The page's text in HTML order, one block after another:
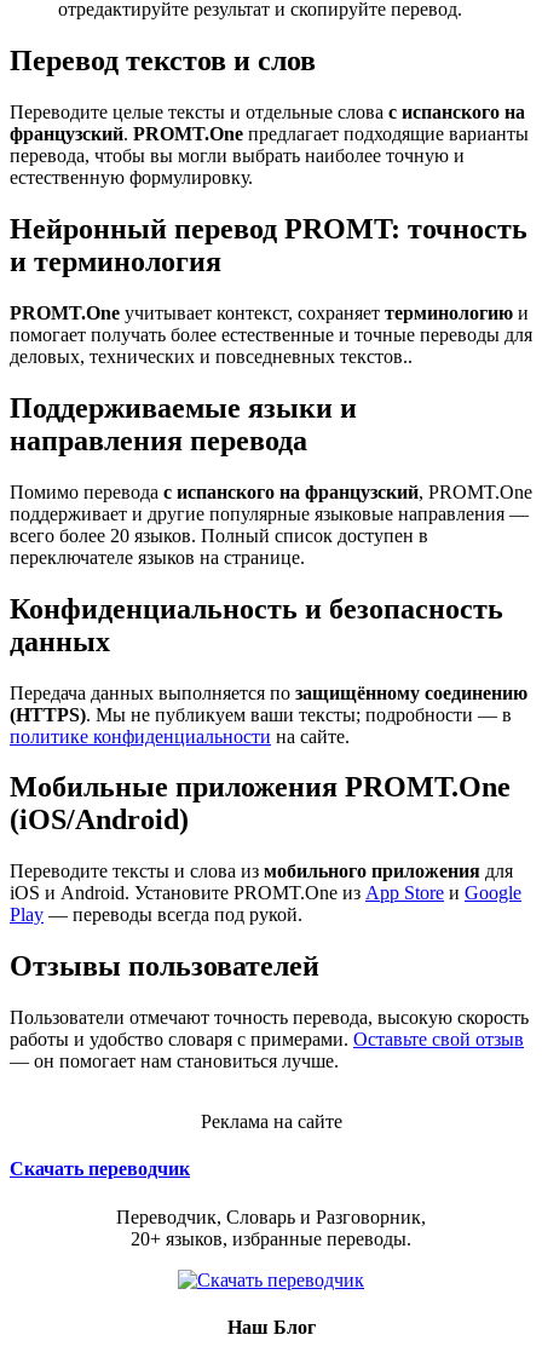
отредактируйте результат и скопируйте перевод.
Перевод текстов и слов
Переводите целые тексты и отдельные слова с испанского на
французский. PROMT.One предлагает подходящие варианты
перевода, чтобы вы могли выбрать наиболее точную и
естественную формулировку.
Нейронный перевод PROMT: точность
и терминология
PROMT.One учитывает контекст, сохраняет терминологию и
помогает получать более естественные и точные переводы для
деловых, технических и повседневных текстов..
Поддерживаемые языки и
направления перевода
Помимо перевода с испанского на французский, PROMT.One
поддерживает и другие популярные языковые направления —
всего более 20 языков. Полный список доступен в
переключателе языков на странице.
Конфиденциальность и безопасность
данных
Передача данных выполняется по защищённому соединению
(HTTPS). Мы не публикуем ваши тексты; подробности — в
политике конфиденциальности на сайте.
Мобильные приложения PROMT.One
(iOS/Android)
Переводите тексты и слова из мобильного приложения для
iOS и Android. Установите PROMT.One из App Store и Google
Play — переводы всегда под рукой.
Отзывы пользователей
Пользователи отмечают точность перевода, высокую скорость
работы и удобство словаря с примерами. Оставьте свой отзыв
— он помогает нам становиться лучше.
Реклама на сайте
Скачать переводчик
Переводчик, Словарь и Разговорник,
20+ языков, избранные переводы.
Наш Блог